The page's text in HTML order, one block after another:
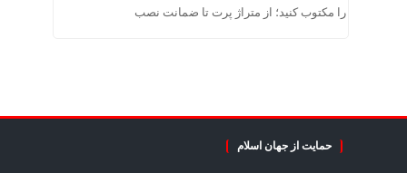
را مکتوب کنید؛ از متراژ پرت تا ضمانت نصب
حمایت از جهان اسلام